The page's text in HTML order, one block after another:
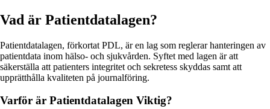
Vad är Patientdatalagen?
Patientdatalagen, förkortat PDL, är en lag som reglerar hanteringen av
patientdata inom hälso- och sjukvården. Syftet med lagen är att
säkerställa att patienters integritet och sekretess skyddas samt att
upprätthålla kvaliteten på journalföring.
Varför är Patientdatalagen Viktig?